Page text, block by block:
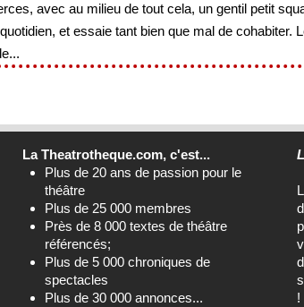
avec au milieu de tout cela, un gentil petit
et essaie tant bien que mal de cohabiter.
La Theatrotheque.com, c'est...
Plus de 20 ans de passion pour le
théâtre
Plus de 25 000 membres
Près de 8 000 textes de théâtre
référencés;
Plus de 5 000 chroniques de
spectacles
Plus de 30 000 annonces...
!